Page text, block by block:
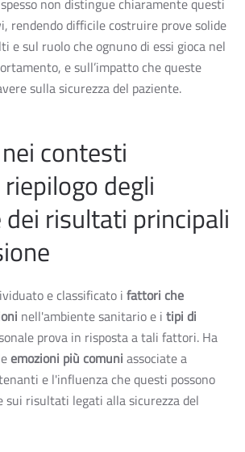
non distingue chiaramente questi
rendendo difficile costruire prove solide
e sul ruolo che ognuno di essi gioca nel
e sull’impatto che queste
sulla sicurezza del paziente.
contesti
degli
risultati principali
e classificato i fattori che
nell'ambiente sanitario e i tipi di
prova in risposta a tali fattori. Ha
emozioni più comuni associate a
e l'influenza che questi possono
sui risultati legati alla sicurezza del